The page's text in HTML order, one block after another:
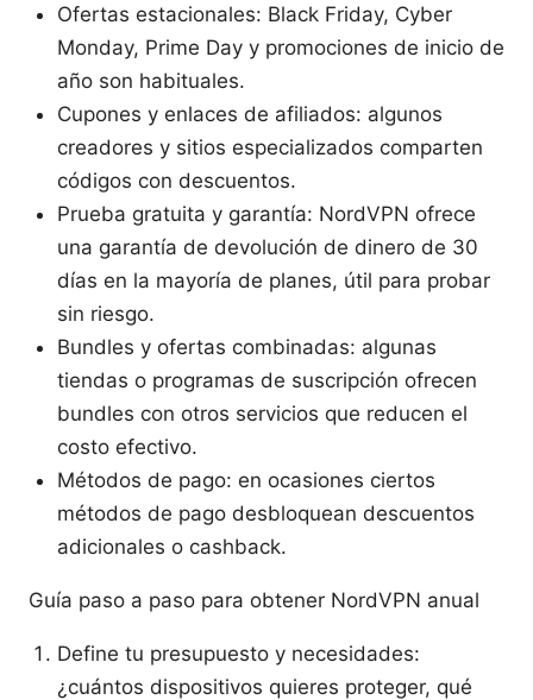
Ofertas estacionales: Black Friday, Cyber
Monday, Prime Day y promociones de inicio de
año son habituales.
Cupones y enlaces de afiliados: algunos
creadores y sitios especializados comparten
códigos con descuentos.
Prueba gratuita y garantía: NordVPN ofrece
una garantía de devolución de dinero de 30
días en la mayoría de planes, útil para probar
sin riesgo.
Bundles y ofertas combinadas: algunas
tiendas o programas de suscripción ofrecen
bundles con otros servicios que reducen el
costo efectivo.
Métodos de pago: en ocasiones ciertos
métodos de pago desbloquean descuentos
adicionales o cashback.
Guía paso a paso para obtener NordVPN anual
Define tu presupuesto y necesidades:
¿cuántos dispositivos quieres proteger, qué